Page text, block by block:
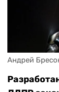
Андрей